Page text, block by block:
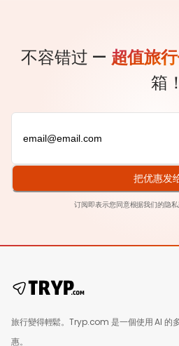
不容错过 — 超值旅
箱！
把优惠发
订阅即表示您同意根据我们的隐
旅行變得輕鬆。Tryp.com 是一個使用 AI 的
惠。